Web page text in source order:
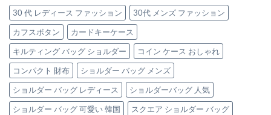
ト
バ
ッ
グ
の
魅
力
は
グ
レ
ー
ジ
ュ
（エ
ト
ー
プ）
の
「本
革
ク
ラ
ッ
チ
バ
ッ
グ」
は
毎
日
の
通
勤
を
格
上
げ
す
る、
30 代 レディース ファッション
30代 メンズ ファッション
カフスボタン
カードキーケース
キルティング バッグ ショルダー
コイン ケース おしゃれ
コンパクト 財布
ショルダー バッグ メンズ
ショルダー バッグ レディース
ショルダーバッグ 人気
ショルダー バッグ 可愛い 韓国
スクエア ショルダー バッグ